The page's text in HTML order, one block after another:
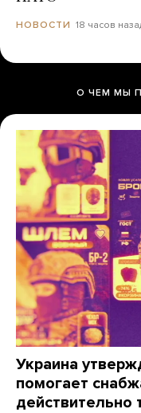
НОВОСТИ 18 часов
О ЧЕМ МЫ
Украина
помогает
действительно